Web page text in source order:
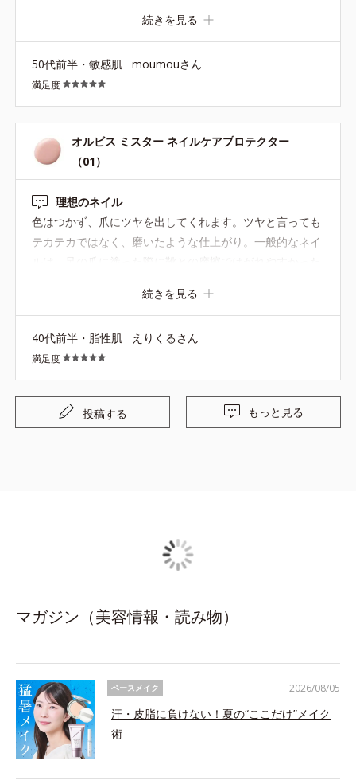
続きを見る
50代前半・敏感肌 moumouさん
満足度
オルビス ミスター ネイルケアプロテクター
（01）
理想のネイル
色はつかず、爪にツヤを出してくれます。ツヤと言っても
テカテカではなく、磨いたような仕上がり。一般的なネイ
続きを見る
40代前半・脂性肌 えりくるさん
満足度
投稿する もっと見る
マガジン（美容情報・読み物）
ベースメイク
汗・皮脂に負けない！夏の“ここだけ”メイク
術
2026/08/05